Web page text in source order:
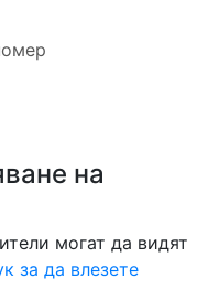
на
могат да видят
за да влезете